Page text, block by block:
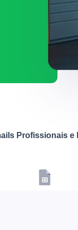
Profissionais e